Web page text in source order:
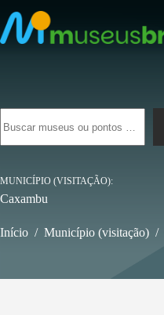
para
o
conteúdo
resultados
MUNICÍPIO (VISITAÇÃO)
Caxambu
Início / Município (visitação) /